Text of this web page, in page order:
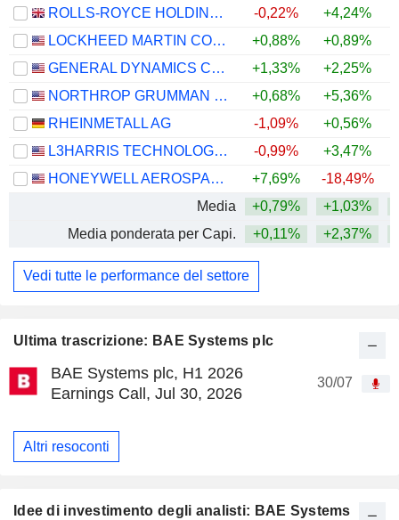
Ultima trascrizione: BAE Systems plc
BAE Systems plc, H1 2026
Earnings Call, Jul 30, 2026
30/07
Altri resoconti
Idee di investimento degli analisti: BAE Systems
ROLLS-ROYCE HOLDINGS PLC
-0,22% +4,24%
LOCKHEED MARTIN CORPORATION
+0,88% +0,89%
GENERAL DYNAMICS CORPORATION
+1,33% +2,25%
NORTHROP GRUMMAN CORPORATION
+0,68% +5,36%
RHEINMETALL AG
-1,09% +0,56%
L3HARRIS TECHNOLOGIES, INC.
-0,99% +3,47%
HONEYWELL AEROSPACE INC.
+7,69%
-18,49%
Media
+0,79% +1,03%
Media ponderata per Capi.
+0,11% +2,37%
Vedi tutte le performance del settore